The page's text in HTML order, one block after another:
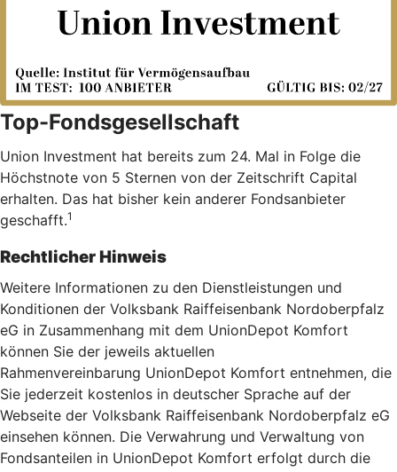
Top-Fondsgesellschaft
Union Investment hat bereits zum 24. Mal in Folge die
Höchstnote von 5 Sternen von der Zeitschrift Capital
erhalten. Das hat bisher kein anderer Fondsanbieter
geschafft.1
Rechtlicher Hinweis
Weitere Informationen zu den Dienstleistungen und
Konditionen der Volksbank Raiffeisenbank Nordoberpfalz
eG in Zusammenhang mit dem UnionDepot Komfort
können Sie der jeweils aktuellen
Rahmenvereinbarung UnionDepot Komfort entnehmen, die
Sie jederzeit kostenlos in deutscher Sprache auf der
Webseite der Volksbank Raiffeisenbank Nordoberpfalz eG
einsehen können. Die Verwahrung und Verwaltung von
Fondsanteilen in UnionDepot Komfort erfolgt durch die